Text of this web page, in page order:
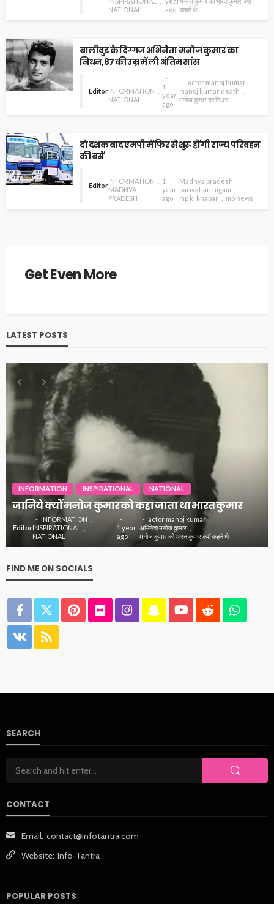
NATIONAL
ago कहते थे
बालीवुड के दिग्गज अभिनेता मनोज कुमार का
निधन,87 की उम्र में ली अंतिम सांस
EditorINFORMATION
NATIONAL
1
year
ago
actor manoj kumar
manoj kumar death
मनोज कुमार का निधन
दो दशक बाद एमपी में फिर से शुरू होंगी राज्य परिवहन
की बसें
Editor
INFORMATION
MADHYA
PRADESH
1
year
ago
Madhya pradesh
parivahan nigam
mp ki khabar
mp news
Get Even More
LATEST POSTS
INFORMATION INSPIRATIONAL NATIONAL
जानिये क्यों मनोज कुमार को कहा जाता था भारत कुमार
Editor
INFORMATION
INSPIRATIONAL
NATIONAL
1 year
ago
actor manoj kumar
अभिनेता मनोज कुमार
मनोज कुमार को भारत कुमार क्यों कहते थे
FIND ME ON SOCIALS
SEARCH
CONTACT
Email: contact@infotantra.com
Website: Info-Tantra
POPULAR POSTS